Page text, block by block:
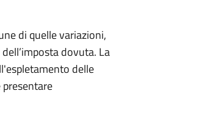
di quelle variazioni,
dovuta. La
delle